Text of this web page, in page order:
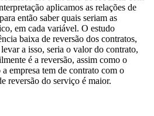
aplicamos as relações de
então saber quais seriam as
em cada variável. O estudo
baixa de reversão dos contratos,
a isso, seria o valor do contrato,
é a reversão, assim como o
empresa tem de contrato com o
reversão do serviço é maior.